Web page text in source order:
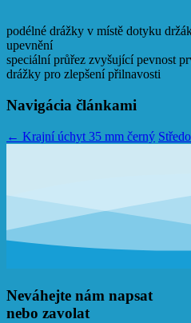
podélné drážky v místě dotyku
upevnění
speciální průřez zvyšující pevnost
drážky pro zlepšení přilnavosti
Navigácia článkami
← Krajní úchyt 35 mm černý
Neváhejte nám napsat
nebo zavolat